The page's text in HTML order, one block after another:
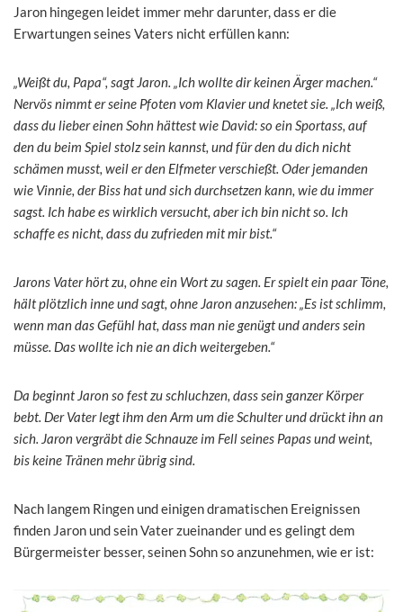
Jaron hingegen leidet immer mehr darunter, dass er die
Erwartungen seines Vaters nicht erfüllen kann:
„Weißt du, Papa“, sagt Jaron. „Ich wollte dir keinen Ärger machen.“
Nervös nimmt er seine Pfoten vom Klavier und knetet sie. „Ich weiß,
dass du lieber einen Sohn hättest wie David: so ein Sportass, auf
den du beim Spiel stolz sein kannst, und für den du dich nicht
schämen musst, weil er den Elfmeter verschießt. Oder jemanden
wie Vinnie, der Biss hat und sich durchsetzen kann, wie du immer
sagst. Ich habe es wirklich versucht, aber ich bin nicht so. Ich
schaffe es nicht, dass du zufrieden mit mir bist.“
Jarons Vater hört zu, ohne ein Wort zu sagen. Er spielt ein paar Töne,
hält plötzlich inne und sagt, ohne Jaron anzusehen: „Es ist schlimm,
wenn man das Gefühl hat, dass man nie genügt und anders sein
müsse. Das wollte ich nie an dich weitergeben.“
Da beginnt Jaron so fest zu schluchzen, dass sein ganzer Körper
bebt. Der Vater legt ihm den Arm um die Schulter und drückt ihn an
sich. Jaron vergräbt die Schnauze im Fell seines Papas und weint,
bis keine Tränen mehr übrig sind.
Nach langem Ringen und einigen dramatischen Ereignissen
finden Jaron und sein Vater zueinander und es gelingt dem
Bürgermeister besser, seinen Sohn so anzunehmen, wie er ist: